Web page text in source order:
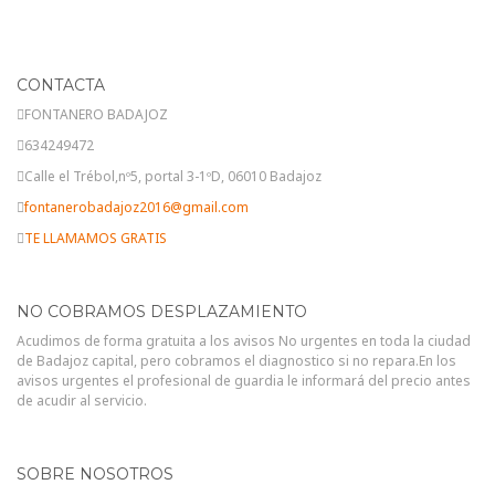
CONTACTA
FONTANERO BADAJOZ
634249472
Calle el Trébol,nº5, portal 3-1ºD, 06010 Badajoz
fontanerobadajoz2016@gmail.com
TE LLAMAMOS GRATIS
NO COBRAMOS DESPLAZAMIENTO
Acudimos de forma gratuita a los avisos No urgentes en toda la ciudad
de Badajoz capital, pero cobramos el diagnostico si no repara.En los
avisos urgentes el profesional de guardia le informará del precio antes
de acudir al servicio.
SOBRE NOSOTROS